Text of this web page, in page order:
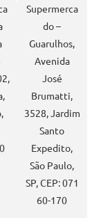
Supermerca
do –
Guarulhos,
Avenida
José
Brumatti,
3528, Jardim
Santo
Expedito,
São Paulo,
SP, CEP: 071
60-170